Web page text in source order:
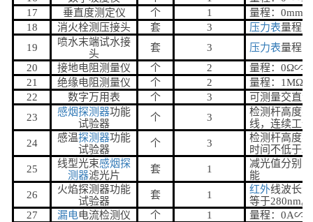
17
垂直度测定仪 个 1
量程：
18
消火栓测压接头 套 3 压力表量程
19
喷水末端试水接
头
套 3 压力表量程
20
接地电阻测量仪 个 2
量程：
21
绝缘电阻测量仪 个 2
量程：
22
数字万用表 个 3
可测量交直
23
感烟探测器功能
试验器
个 3
检测杆高度
线，连续工
24
感温探测器功能
试验器
个 3
检测杆高度
时间不低于2h
25
线型光束感烟探
测器滤光片
套 1
减光值分别
能
26
火焰探测器功能
试验器
套 1 红外线波长
等于280nm
27
漏电电流检测仪 个 1
量程：